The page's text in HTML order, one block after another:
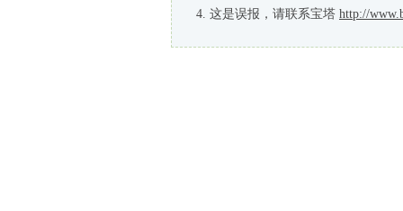
这是误报，请联系宝塔 http://